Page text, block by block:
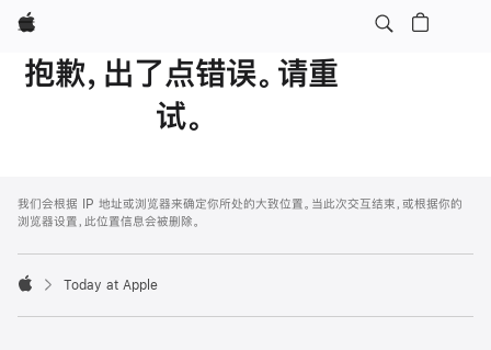
Apple
抱歉，出了点错误。请重
试。
Footer
我们会根据 IP 地址或浏览器来确定你所处的大致位置。当此次交互结束，或根据你的
浏览器设置，此位置信息会被删除。
Today at Apple